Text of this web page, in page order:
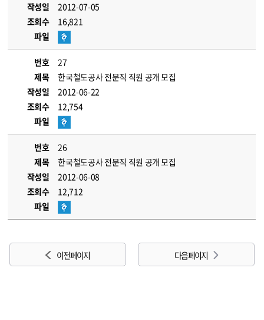
작성일
2012-07-05
조회수
16,821
파일
번호
27
제목
한국철도공사 전문직 직원 공개 모집
작성일
2012-06-22
조회수
12,754
파일
번호
26
제목
한국철도공사 전문직 직원 공개 모집
작성일
2012-06-08
조회수
12,712
파일
이전 페이지 다음 페이지